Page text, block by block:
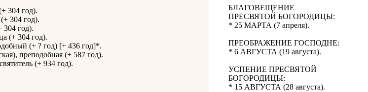
304 год).
304 год).
304 год).
(+ 304 год).
(+ ? год) [+ 436 год]*.
преподобная (+ 587 год).
(+ 934 год).
БЛАГОВЕЩЕНИЕ
ПРЕСВЯТОЙ БОГОРОДИЦЫ:
* 25 МАРТА (7 апреля).
ПРЕОБРАЖЕНИЕ ГОСПОДНЕ:
* 6 АВГУСТА (19 августа).
УСПЕНИЕ ПРЕСВЯТОЙ
БОГОРОДИЦЫ:
* 15 АВГУСТА (28 августа).